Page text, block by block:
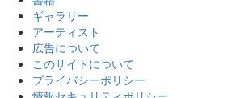
ギャラリー
アーティスト
広告について
このサイトについて
プライバシーポリシー